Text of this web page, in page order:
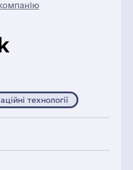
технології